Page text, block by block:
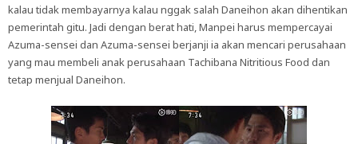
kalau tidak membayarnya kalau nggak salah Daneihon akan dihentikan
pemerintah gitu. Jadi dengan berat hati, Manpei harus mempercayai
Azuma-sensei dan Azuma-sensei berjanji ia akan mencari perusahaan
yang mau membeli anak perusahaan Tachibana Nitritious Food dan
tetap menjual Daneihon.